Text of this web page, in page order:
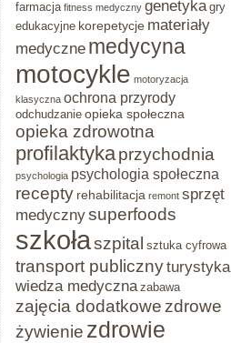
farmacja fitness medyczny genetyka gry
edukacyjne korepetycje materiały
medyczne medycyna
motocykle motoryzacja
klasyczna ochrona przyrody
odchudzanie opieka społeczna
opieka zdrowotna
profilaktykaprzychodnia
psychologia psychologia społeczna
recepty rehabilitacja remont sprzęt
medycznysuperfoods
szkołaszpital sztuka cyfrowa
transport publicznyturystyka
wiedza medyczna zabawa
zajęcia dodatkowe zdrowe
żywienie zdrowie